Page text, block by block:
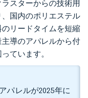
スターからの技術用
国内のポリエステル
リードタイムを短縮
導のアパレルから付
ています。
パレルが2025年に